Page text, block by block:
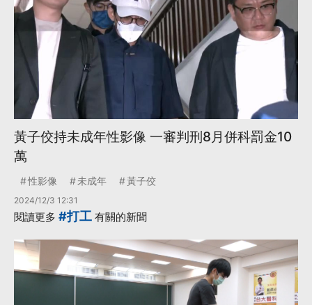
黃子佼持未成年性影像 一審判刑8月併科罰金10
萬
性影像 未成年 黃子佼
2024/12/3 12:31
閱讀更多 #打工 有關的新聞